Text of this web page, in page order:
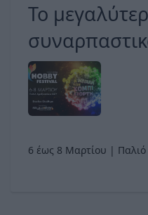
Το
Festival
ξεσηκώσει
μεγάλους!
6 έως 8 Μαρτίου |